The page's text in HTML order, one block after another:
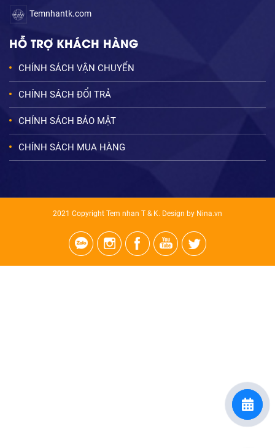
Temnhantk.com
HỖ TRỢ KHÁCH HÀNG
CHÍNH SÁCH VẬN CHUYỂN
CHÍNH SÁCH ĐỔI TRẢ
CHÍNH SÁCH BẢO MẬT
CHÍNH SÁCH MUA HÀNG
2021 Copyright Tem nhan T & K. Design by Nina.vn